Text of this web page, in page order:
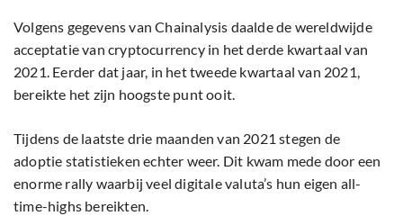
Volgens gegevens van Chainalysis daalde de wereldwijde
acceptatie van cryptocurrency in het derde kwartaal van
2021. Eerder dat jaar, in het tweede kwartaal van 2021,
bereikte het zijn hoogste punt ooit.
Tijdens de laatste drie maanden van 2021 stegen de
adoptie statistieken echter weer. Dit kwam mede door een
enorme rally waarbij veel digitale valuta’s hun eigen all-
time-highs bereikten.